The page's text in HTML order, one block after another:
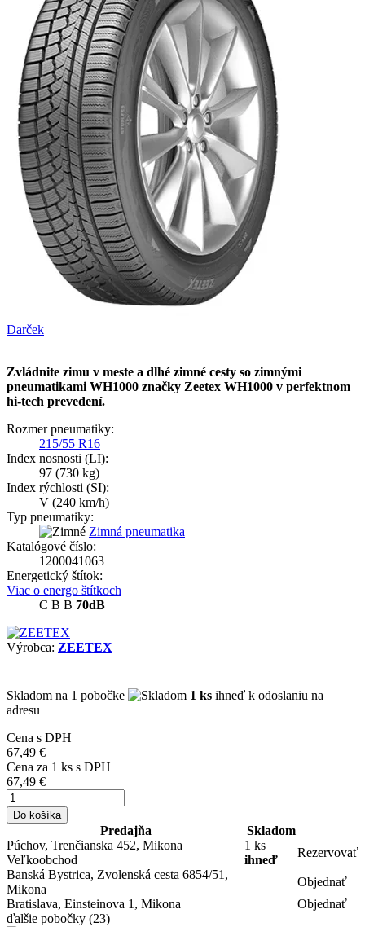
Darček
Zvládnite zimu v meste a dlhé zimné cesty so zimnými
pneumatikami WH1000 značky Zeetex WH1000 v perfektnom
hi-tech prevedení.
Rozmer pneumatiky:
215/55 R16
Index nosnosti (LI):
97 (730 kg)
Index rýchlosti (SI):
V (240 km/h)
Typ pneumatiky:
Zimná pneumatika
Katalógové číslo:
1200041063
Energetický štítok:
Viac o energo štítkoch
C B B 70dB
Výrobca: ZEETEX
Skladom na 1 pobočke 1 ks ihneď k odoslaniu na
adresu
Cena s DPH
67,49 €
Cena za 1 ks s DPH
67,49 €
Do košíka
Predajňa
Skladom
Púchov, Trenčianska 452, Mikona
Veľkoobchod
1 ks
ihneď
Rezervovať
Banská Bystrica, Zvolenská cesta 6854/51,
Mikona
Objednať
Bratislava, Einsteinova 1, Mikona
Objednať
ďalšie pobočky (23)